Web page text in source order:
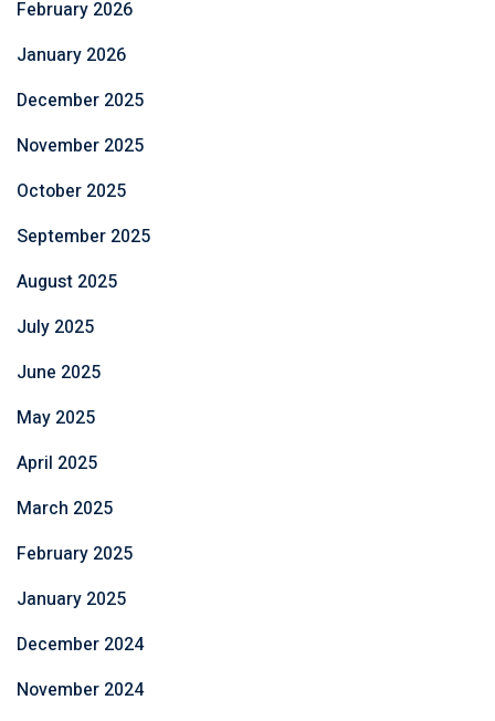
February 2026
January 2026
December 2025
November 2025
October 2025
September 2025
August 2025
July 2025
June 2025
May 2025
April 2025
March 2025
February 2025
January 2025
December 2024
November 2024